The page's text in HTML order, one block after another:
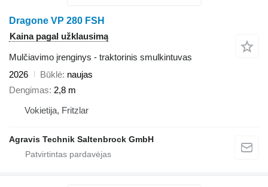
Dragone VP 280 FSH
Kaina pagal užklausimą
Mulčiavimo įrenginys - traktorinis smulkintuvas
2026
Būklė naujas
Dengimas 2,8 m
Vokietija, Fritzlar
Agravis Technik Saltenbrock GmbH